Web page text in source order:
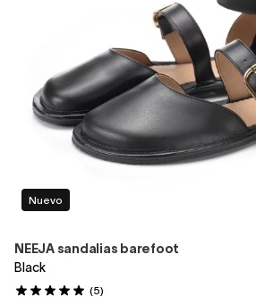
Nuevo
NEEJA sandalias barefoot
Black
(5)